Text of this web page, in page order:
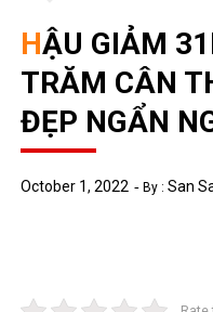
HẬU GIẢM 31KG, HOT GIRL
TRĂM CÂN
ĐẸP NGẨN
October 1, 2022 By :San